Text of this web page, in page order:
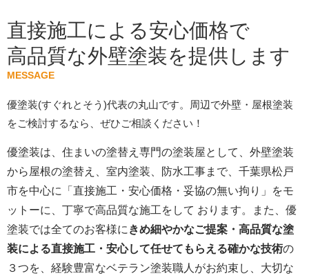
直接施工による安心価格で
高品質な外壁塗装を提供します
MESSAGE
優塗装(すぐれとそう)代表の丸山です。周辺で外壁・屋根塗装
をご検討するなら、ぜひご相談ください！
優塗装は、住まいの塗替え専門の塗装屋として、外壁塗装
から屋根の塗替え、室内塗装、防水工事まで、千葉県松戸
市を中心に「直接施工・安心価格・妥協の無い拘り」をモ
ットーに、丁寧で高品質な施工をして おります。また、優
塗装では全てのお客様にきめ細やかなご提案・高品質な塗
装による直接施工・安心して任せてもらえる確かな技術の
３つを、経験豊富なベテラン塗装職人がお約束し、大切な